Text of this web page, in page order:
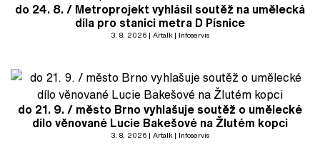
do 24. 8. / Metroprojekt vyhlásil soutěž na umělecká
díla pro stanici metra D Písnice
3. 8. 2026 Artalk Infoservis
do 21. 9. / město Brno vyhlašuje soutěž o umělecké
dílo věnované Lucie Bakešové na Žlutém kopci
3. 8. 2026 Artalk Infoservis